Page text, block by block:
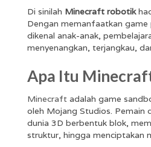
Di sinilah Minecraft robotik
Dengan memanfaatkan game
dikenal anak-anak,
menyenangkan, terjangkau,
Apa Itu
Minecraft adalah game
oleh Mojang Studios. Pemain
dunia 3D berbentuk blok,
struktur, hingga menciptakan